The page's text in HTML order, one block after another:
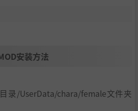
安装方法
录/UserData/chara/female文件夹